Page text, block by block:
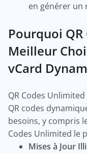
en générer un
Pourquoi
Meilleur
vCard
QR Codes
QR codes
besoins, y compris
Codes Unlimited le
Mises à Jour